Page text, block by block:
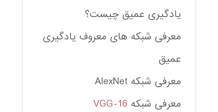
یادگیری عمیق چیست؟
معرفی شبکه های معروف یادگیری
عمیق
معرفی شبکه AlexNet
معرفی شبکه VGG-16